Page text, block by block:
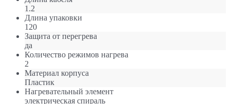
1.2
Длина упаковки
120
Защита от перегрева
да
Количество режимов нагрева
2
Материал корпуса
Пластик
Нагревательный элемент
электрическая спираль